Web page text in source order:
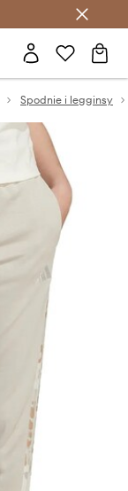
Spodnie i legginsy